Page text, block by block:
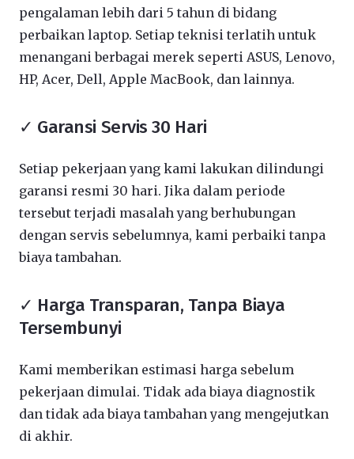
pengalaman lebih dari 5 tahun di bidang
perbaikan laptop. Setiap teknisi terlatih untuk
menangani berbagai merek seperti ASUS, Lenovo,
HP, Acer, Dell, Apple MacBook, dan lainnya.
✓ Garansi Servis 30 Hari
Setiap pekerjaan yang kami lakukan dilindungi
garansi resmi 30 hari. Jika dalam periode
tersebut terjadi masalah yang berhubungan
dengan servis sebelumnya, kami perbaiki tanpa
biaya tambahan.
✓ Harga Transparan, Tanpa Biaya
Tersembunyi
Kami memberikan estimasi harga sebelum
pekerjaan dimulai. Tidak ada biaya diagnostik
dan tidak ada biaya tambahan yang mengejutkan
di akhir.